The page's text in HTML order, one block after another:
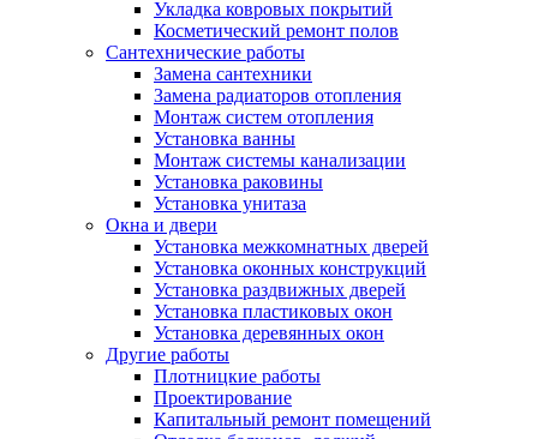
Укладка ковровых покрытий
Косметический ремонт полов
Сантехнические работы
Замена сантехники
Замена радиаторов отопления
Монтаж систем отопления
Установка ванны
Монтаж системы канализации
Установка раковины
Установка унитаза
Окна и двери
Установка межкомнатных дверей
Установка оконных конструкций
Установка раздвижных дверей
Установка пластиковых окон
Установка деревянных окон
Другие работы
Плотницкие работы
Проектирование
Капитальный ремонт помещений